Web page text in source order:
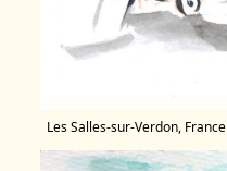
Les Salles-sur-Verdon, France